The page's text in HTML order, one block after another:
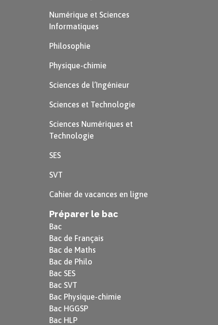
Numérique et Sciences
Informatiques
Philosophie
Physique-chimie
Sciences de l’Ingénieur
Sciences et Technologie
Sciences Numériques et
Technologie
SES
SVT
Cahier de vacances en ligne
Préparer le bac
Bac
Bac de Français
Bac de Maths
Bac de Philo
Bac SES
Bac SVT
Bac Physique-chimie
Bac HGGSP
Bac HLP